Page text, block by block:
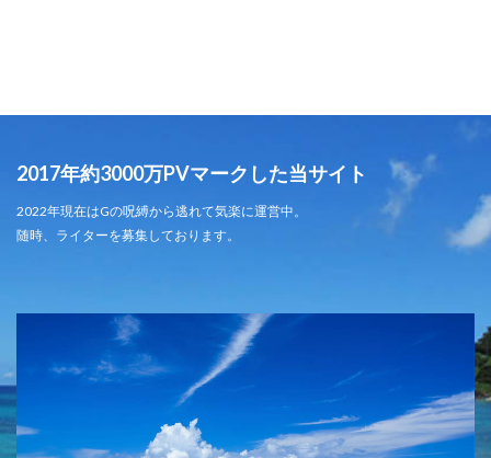
2017年約3000万PVマークした当サイト
2022年現在はGの呪縛から逃れて気楽に運営中。
随時、ライターを募集しております。